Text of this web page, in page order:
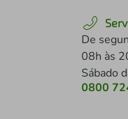
De
08h às
Sábado
0800